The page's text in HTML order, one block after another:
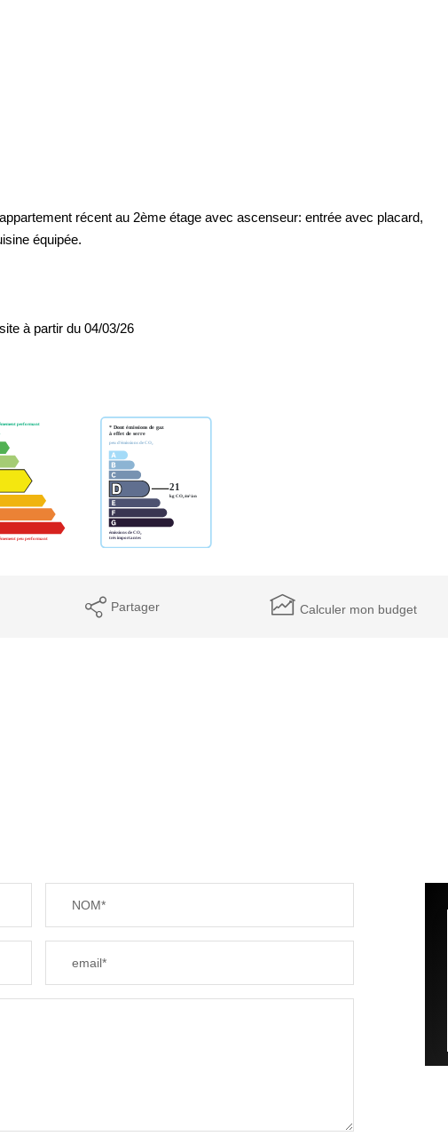
récent au 2ème étage avec ascenseur: entrée avec placard,
équipée.
à partir du 04/03/26
Partager Calculer mon budget
NOM*
email*